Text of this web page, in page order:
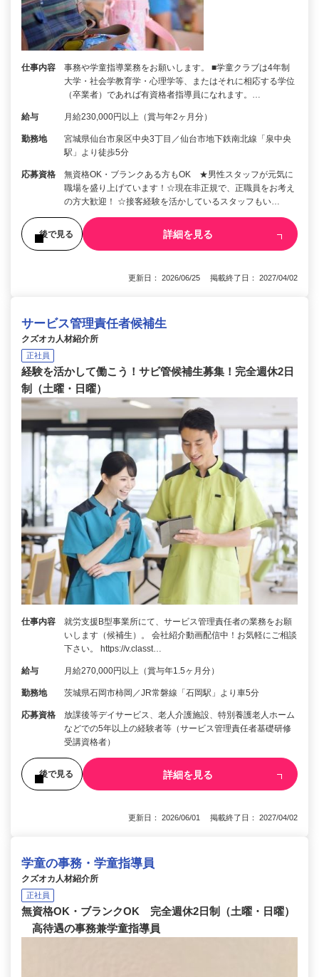
仕事内容
事務や学童指導業務をお願いします。 ■学童クラブは4年制
大学・社会学教育学・心理学等、またはそれに相応する学位
（卒業者）であれば有資格者指導員になれます。…
給与 月給230,000円以上（賞与年2ヶ月分）
勤務地
宮城県仙台市泉区中央3丁目／仙台市地下鉄南北線「泉中央
駅」より徒歩5分
応募資格
無資格OK・ブランクある方もOK ★男性スタッフが元気に
職場を盛り上げています！☆現在非正規で、正職員をお考え
の方大歓迎！ ☆接客経験を活かしているスタッフもい…
後で見る 詳細を見る
更新日： 2026/06/25 掲載終了日： 2027/04/02
サービス管理責任者候補生
クズオカ人材紹介所
正社員
経験を活かして働こう！サビ管候補生募集！完全週休2日
制（土曜・日曜）
仕事内容
就労支援B型事業所にて、サービス管理責任者の業務をお願
いします（候補生）。 会社紹介動画配信中！お気軽にご相談
下さい。 https://v.classt…
給与 月給270,000円以上（賞与年1.5ヶ月分）
勤務地 茨城県石岡市柿岡／JR常磐線「石岡駅」より車5分
応募資格
放課後等デイサービス、老人介護施設、特別養護老人ホーム
などでの5年以上の経験者等（サービス管理責任者基礎研修
受講資格者）
後で見る 詳細を見る
更新日： 2026/06/01 掲載終了日： 2027/04/02
学童の事務・学童指導員
クズオカ人材紹介所
正社員
無資格OK・ブランクOK 完全週休2日制（土曜・日曜）
高待遇の事務兼学童指導員